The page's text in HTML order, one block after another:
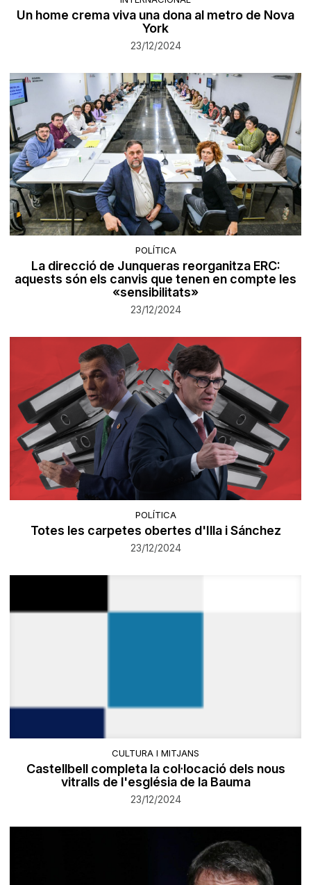
Un home crema viva una dona al metro de Nova
York
23/12/2024
POLÍTICA
La direcció de Junqueras reorganitza ERC:
aquests són els canvis que tenen en compte les
«sensibilitats»
23/12/2024
POLÍTICA
Totes les carpetes obertes d'Illa i Sánchez
23/12/2024
CULTURA I MITJANS
Castellbell completa la col·locació dels nous
vitralls de l'església de la Bauma
23/12/2024